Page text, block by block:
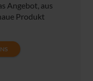
Angebot, aus
Produkt